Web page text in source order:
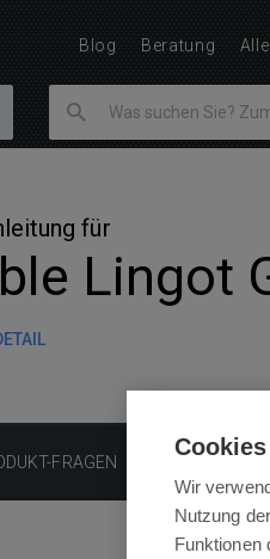
für
Lingot
FRAGEN
Blog Beratung
Wir
Nutzung
Funktionen